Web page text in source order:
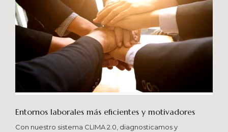
Entornos laborales más eficientes y motivadores
Con nuestro sistema CLIMA 2.0, diagnosticamos y